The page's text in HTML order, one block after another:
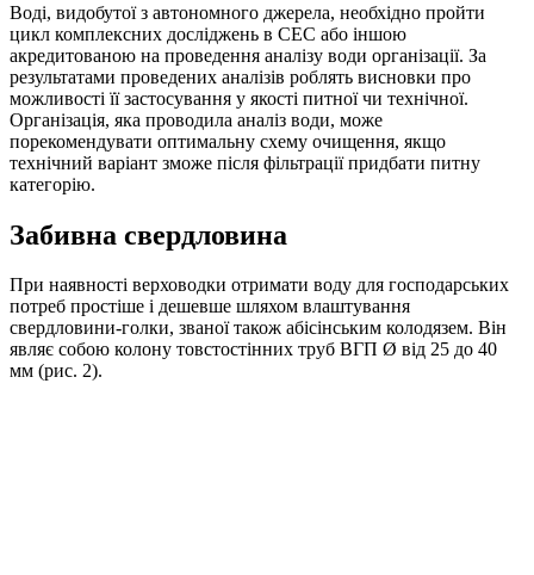
Воді, видобутої з автономного джерела, необхідно пройти
цикл комплексних досліджень в СЕС або іншою
акредитованою на проведення аналізу води організації. За
результатами проведених аналізів роблять висновки про
можливості її застосування у якості питної чи технічної.
Організація, яка проводила аналіз води, може
порекомендувати оптимальну схему очищення, якщо
технічний варіант зможе після фільтрації придбати питну
категорію.
Забивна свердловина
При наявності верховодки отримати воду для господарських
потреб простіше і дешевше шляхом влаштування
свердловини-голки, званої також абісінським колодязем. Він
являє собою колону товстостінних труб ВГП Ø від 25 до 40
мм (рис. 2).